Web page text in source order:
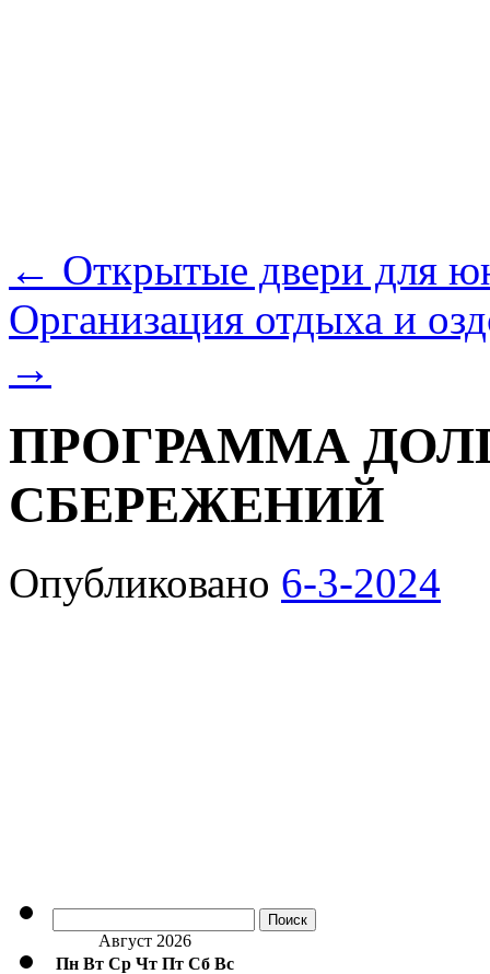
← Открытые двери для
Организация отдыха и
→
ПРОГРАММА
СБЕРЕЖЕНИЙ
Опубликовано 6-3-2024
Август 2026
Пн Вт Ср Чт Пт Сб Вс